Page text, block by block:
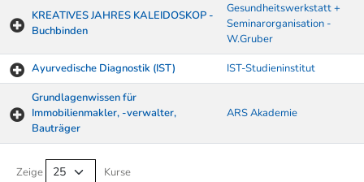
KREATIVES JAHRES KALEIDOSKOP -
Buchbinden
Gesundheitswerkstatt +
Seminarorganisation -
W.Gruber
Ayurvedische Diagnostik (IST)
IST-Studieninstitut
Grundlagenwissen für
Immobilienmakler, -verwalter,
Bauträger
ARS Akademie
Zeige Kurse